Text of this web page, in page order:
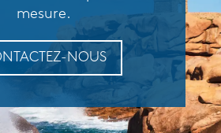
mesure.
NOUS